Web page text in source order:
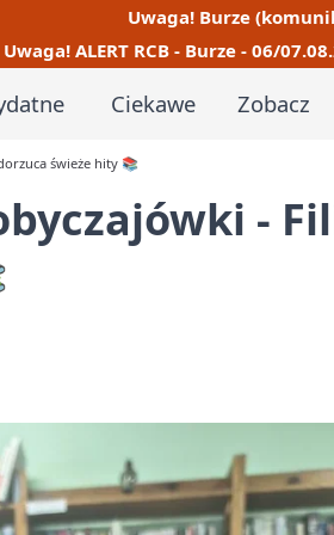
Uwaga! Burze
Uwaga! ALERT RCB - Burze - 06/
Ciekawe Zobacz
świeże hity 📚
-